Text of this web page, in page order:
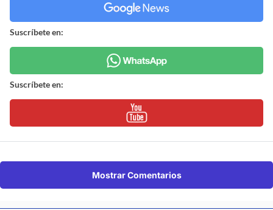
Suscríbete en:
Suscríbete en:
Mostrar Comentarios